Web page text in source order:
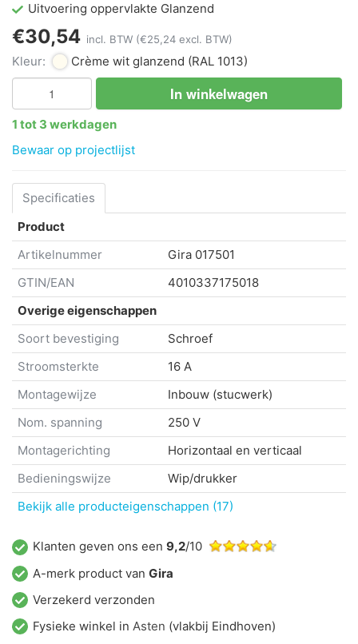
Uitvoering oppervlakte Glanzend
€30,54 incl. BTW (€25,24 excl. BTW)
Kleur: Crème wit glanzend (RAL 1013)
In winkelwagen
1 tot 3 werkdagen
Bewaar op projectlijst
Specificaties
Product
Artikelnummer
Gira 017501
GTIN/EAN
4010337175018
Overige eigenschappen
Soort bevestiging
Schroef
Stroomsterkte
16 A
Montagewijze
Inbouw (stucwerk)
Nom. spanning
250 V
Montagerichting
Horizontaal en verticaal
Bedieningswijze
Wip/drukker
Bekijk alle producteigenschappen (17)
Klanten geven ons een 9,2/10
A-merk product van Gira
Verzekerd verzonden
Fysieke winkel in Asten (vlakbij Eindhoven)